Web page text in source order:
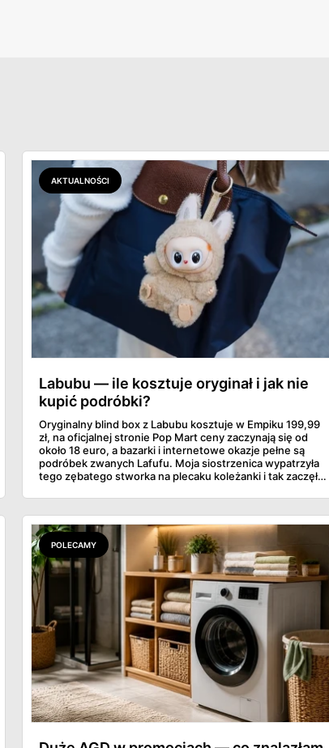
AKTUALNOŚCI
Labubu — ile kosztuje oryginał i jak nie
kupić podróbki?
Oryginalny blind box z Labubu kosztuje w Empiku 199,99
zł, na oficjalnej stronie Pop Mart ceny zaczynają się od
około 18 euro, a bazarki i internetowe okazje pełne są
podróbek zwanych Lafufu. Moja siostrzenica wypatrzyła
tego zębatego stworka na plecaku koleżanki i tak zaczęło
kosztuje i po czym poznać, że sprzedawca nie wciska nam
podróbki. Spisałam wszystko, czego się dowiedziałam —
łącznie z jedną wpadką, o której za chwilę.
POLECAMY